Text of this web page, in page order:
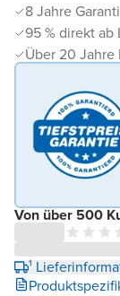
8 Jahre
95 % direkt ab
Über 20 Jahre
Von über 500
¹